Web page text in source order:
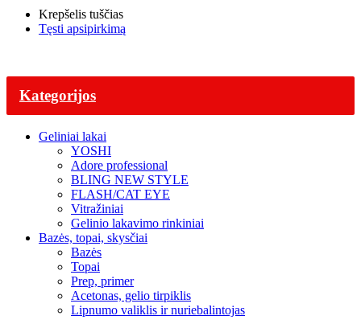
Krepšelis tuščias
Tęsti apsipirkimą
Kategorijos
Geliniai lakai
YOSHI
Adore professional
BLING NEW STYLE
FLASH/CAT EYE
Vitražiniai
Gelinio lakavimo rinkiniai
Bazės, topai, skysčiai
Bazės
Topai
Prep, primer
Acetonas, gelio tirpiklis
Lipnumo valiklis ir nuriebalintojas